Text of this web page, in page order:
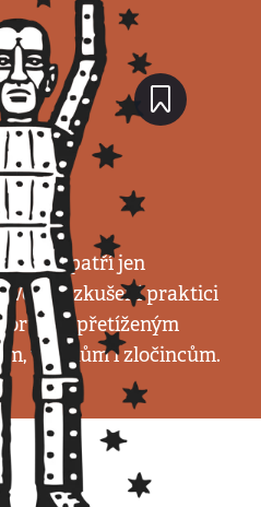
už nepatří jen
Vědci i zkušení praktici
přetíženým
vojákům i zločincům.